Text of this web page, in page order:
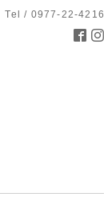
Tel / 0977-22-4216